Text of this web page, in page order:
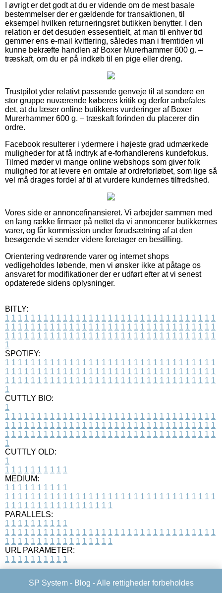
I øvrigt er det godt at du er vidende om de mest basale
bestemmelser der er gældende for transaktionen, til
eksempel hvilken returneringsret butikken benytter. I den
relation er det desuden essesentielt, at man til enhver tid
gemmer ens e-mail kvittering, således man i fremtiden vil
kunne bekræfte handlen af Boxer Murerhammer 600 g. –
træskaft, om du er på indkøb til en pige eller dreng.
Trustpilot yder relativt passende genveje til at sondere en
stor gruppe nuværende køberes kritik og derfor anbefales
det, at du læser online butikkens vurderinger af Boxer
Murerhammer 600 g. – træskaft forinden du placerer din
ordre.
Facebook resulterer i ydermere i højeste grad udmærkede
muligheder for at få indtryk af e-forhandlerens kundefokus.
Tilmed møder vi mange online webshops som giver folk
mulighed for at levere en omtale af ordreforløbet, som lige så
vel må drages fordel af til at vurdere kundernes tilfredshed.
Vores side er annoncefinansieret. Vi arbejder sammen med
en lang række firmaer på nettet da vi annoncerer butikkernes
varer, og får kommission under forudsætning af at den
besøgende vi sender videre foretager en bestilling.
Orientering vedrørende varer og internet shops
vedligeholdes løbende, men vi ønsker ikke at påtage os
ansvaret for modifikationer der er udført efter at vi senest
opdaterede sidens oplysninger.
BITLY:
1 1 1 1 1 1 1 1 1 1 1 1 1 1 1 1 1 1 1 1 1 1 1 1 1 1 1 1 1 1 1 1 1
1 1 1 1 1 1 1 1 1 1 1 1 1 1 1 1 1 1 1 1 1 1 1 1 1 1 1 1 1 1 1 1 1
1 1 1 1 1 1 1 1 1 1 1 1 1 1 1 1 1 1 1 1 1 1 1 1 1 1 1 1 1 1 1 1 1
1
SPOTIFY:
1 1 1 1 1 1 1 1 1 1 1 1 1 1 1 1 1 1 1 1 1 1 1 1 1 1 1 1 1 1 1 1 1
1 1 1 1 1 1 1 1 1 1 1 1 1 1 1 1 1 1 1 1 1 1 1 1 1 1 1 1 1 1 1 1 1
1 1 1 1 1 1 1 1 1 1 1 1 1 1 1 1 1 1 1 1 1 1 1 1 1 1 1 1 1 1 1 1 1
1
CUTTLY BIO:
1
1 1 1 1 1 1 1 1 1 1 1 1 1 1 1 1 1 1 1 1 1 1 1 1 1 1 1 1 1 1 1 1 1
1 1 1 1 1 1 1 1 1 1 1 1 1 1 1 1 1 1 1 1 1 1 1 1 1 1 1 1 1 1 1 1 1
1 1 1 1 1 1 1 1 1 1 1 1 1 1 1 1 1 1 1 1 1 1 1 1 1 1 1 1 1 1 1 1 1
1
CUTTLY OLD:
1
1 1 1 1 1 1 1 1 1 1
MEDIUM:
1 1 1 1 1 1 1 1 1 1
1 1 1 1 1 1 1 1 1 1 1 1 1 1 1 1 1 1 1 1 1 1 1 1 1 1 1 1 1 1 1 1 1
1 1 1 1 1 1 1 1 1 1 1 1 1 1 1 1 1
PARALLELS:
1 1 1 1 1 1 1 1 1 1
1 1 1 1 1 1 1 1 1 1 1 1 1 1 1 1 1 1 1 1 1 1 1 1 1 1 1 1 1 1 1 1 1
1 1 1 1 1 1 1 1 1 1 1 1 1 1 1 1 1
URL PARAMETER:
1 1 1 1 1 1 1 1 1 1
SP System - Blog - Alle rettigheder forbeholdes